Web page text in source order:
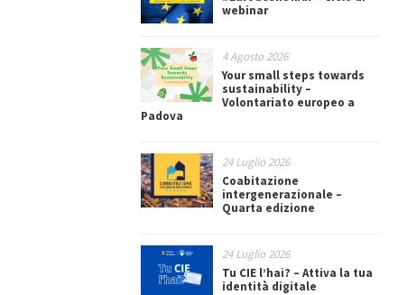
webinar
4 Agosto 2026
Your small steps towards
sustainability –
Volontariato europeo a
Padova
24 Luglio 2026
Coabitazione
intergenerazionale –
Quarta edizione
24 Luglio 2026
Tu CIE l’hai? – Attiva la tua
identità digitale